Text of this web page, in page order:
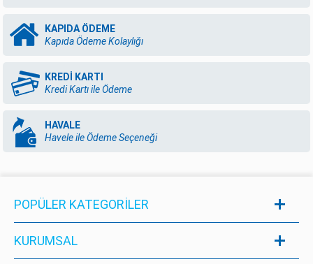
KAPIDA ÖDEME
Kapıda Ödeme Kolaylığı
KREDİ KARTI
Kredi Kartı ile Ödeme
HAVALE
Havele ile Ödeme Seçeneği
POPÜLER KATEGORILER
KURUMSAL